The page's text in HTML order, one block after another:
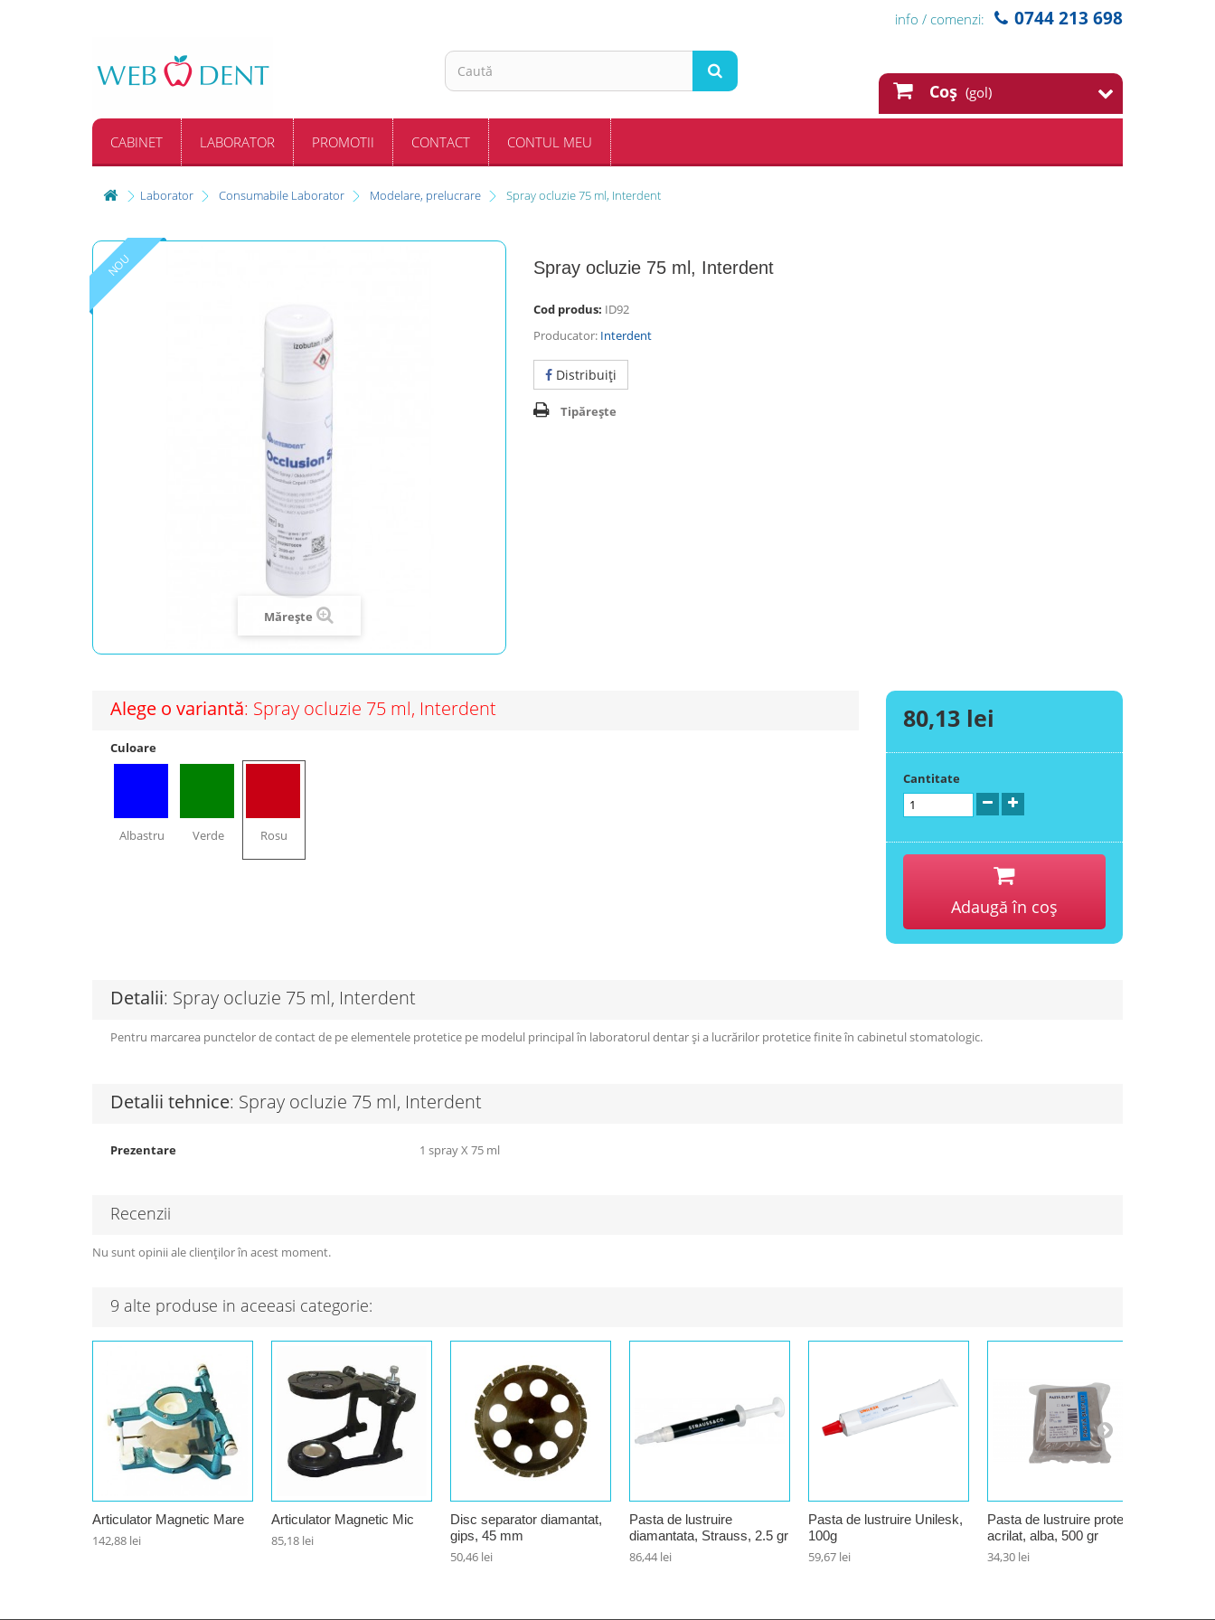
info / comenzi: 0744 213 698
Coş (gol)
CABINET LABORATOR PROMOTII CONTACT CONTUL MEU
Laborator Consumabile Laborator Modelare, prelucrare Spray ocluzie 75 ml, Interdent
NOU
Mărește
Spray ocluzie 75 ml, Interdent
Cod produs: ID92
Producator: Interdent
Distribuiţi
Tipărește
Alege o variantă: Spray ocluzie 75 ml, Interdent
Culoare
Albastru Verde Rosu
80,13 lei
Cantitate
Adaugă în coş
Detalii: Spray ocluzie 75 ml, Interdent
Pentru marcarea punctelor de contact de pe elementele protetice pe modelul principal în laboratorul dentar și a lucrărilor protetice finite în cabinetul stomatologic.
Detalii tehnice: Spray ocluzie 75 ml, Interdent
Prezentare 1 spray X 75 ml
Recenzii
Nu sunt opinii ale clienților în acest moment.
9 alte produse in aceeasi categorie:
Articulator Magnetic Mare
142,88 lei
Articulator Magnetic Mic
85,18 lei
Disc separator diamantat,
gips, 45 mm
50,46 lei
Pasta de lustruire
diamantata, Strauss, 2.5 gr
86,44 lei
Pasta de lustruire Unilesk,
100g
59,67 lei
Pasta de lustruire proteze
acrilat, alba, 500 gr
34,30 lei